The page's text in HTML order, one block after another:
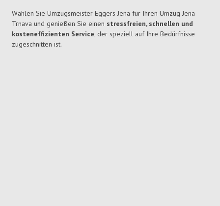
Wählen Sie Umzugsmeister Eggers Jena für Ihren Umzug Jena
Trnava und genießen Sie einen stressfreien, schnellen und
kosteneffizienten Service, der speziell auf Ihre Bedürfnisse
zugeschnitten ist.